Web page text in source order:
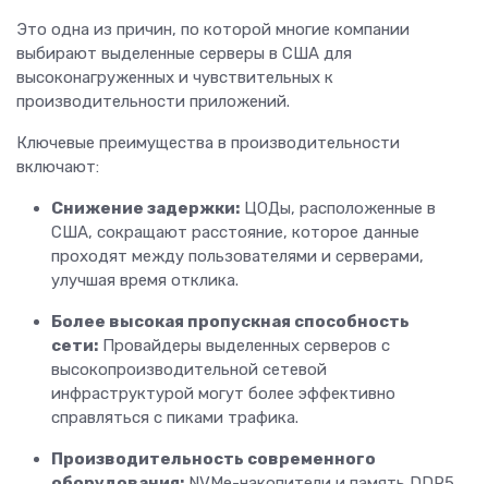
Это одна из причин, по которой многие компании
выбирают выделенные серверы в США для
высоконагруженных и чувствительных к
производительности приложений.
Ключевые преимущества в производительности
включают:
Снижение задержки: ЦОДы, расположенные в
США, сокращают расстояние, которое данные
проходят между пользователями и серверами,
улучшая время отклика.
Более высокая пропускная способность
сети: Провайдеры выделенных серверов с
высокопроизводительной сетевой
инфраструктурой могут более эффективно
справляться с пиками трафика.
Производительность современного